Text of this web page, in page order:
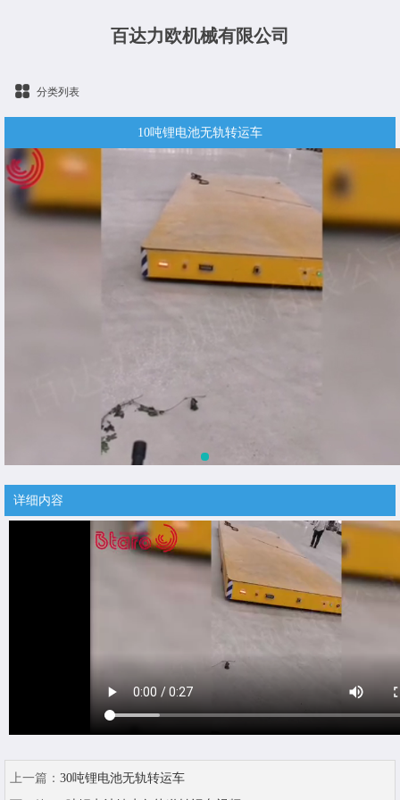
百达力欧机械有限公司
分类列表
10吨锂电池无轨转运车
详细内容
上一篇： 30吨锂电池无轨转运车